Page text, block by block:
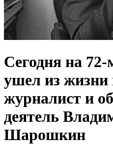
Сегодня на
ушел из жизни
журналист и
деятель
Шарошкин